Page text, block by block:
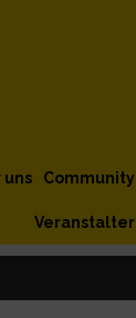
Community
uns
Veranstalter